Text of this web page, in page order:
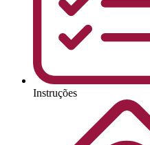
Instruções